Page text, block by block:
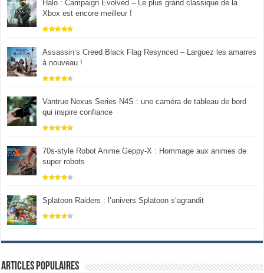
Halo : Campaign Evolved – Le plus grand classique de la
Xbox est encore meilleur !
Assassin’s Creed Black Flag Resynced – Larguez les amarres
à nouveau !
Vantrue Nexus Series N4S : une caméra de tableau de bord
qui inspire confiance
70s-style Robot Anime Geppy-X : Hommage aux animes de
super robots
Splatoon Raiders : l’univers Splatoon s’agrandit
Articles populaires